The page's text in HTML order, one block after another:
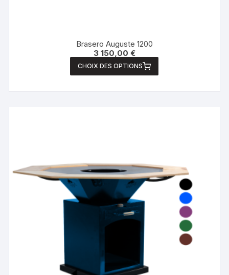
Brasero Auguste 1200
3 150,00 €
CHOIX DES OPTIONS